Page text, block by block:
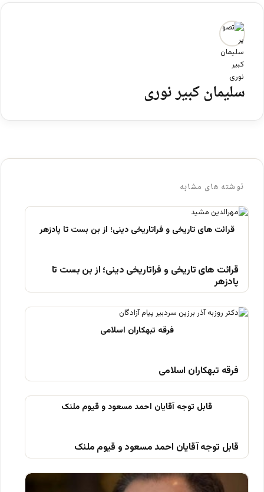
سلیمان کبیر نوری
نوشته های مشابه
قرائت های تاریخی و فراتاریخی دینی؛ از بن بست تا
پادزهر
فرقه تبهکاران اسلامی
قابل توجه آقایان احمد مسعود و قیوم ملنک